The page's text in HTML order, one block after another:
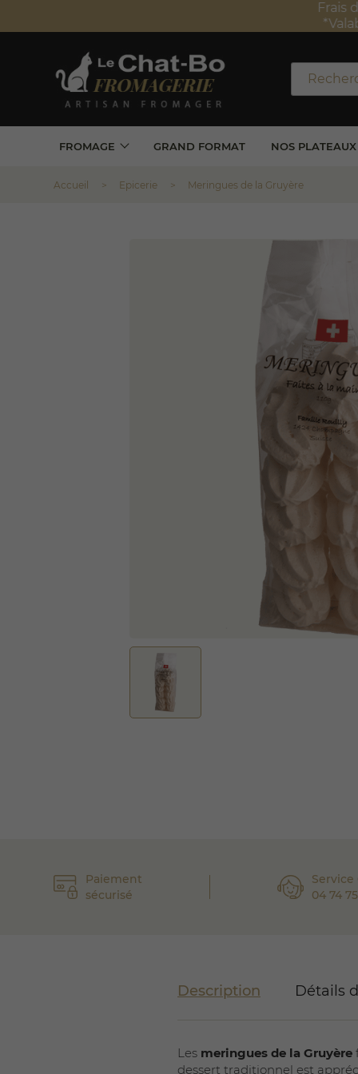
Frais
FROMAGE GRAND FORMAT NOS PLATEAUX
Accueil Epicerie Meringues de la Gruyère
Paiement
sécurisé
Service
04 74
Description Détails
Les meringues de la Gruyère
dessert traditionnel est